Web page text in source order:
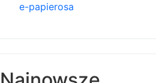
e-papierosa